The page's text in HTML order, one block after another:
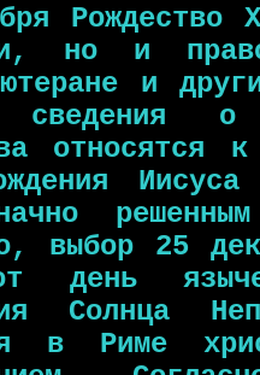
Рождество
но и
и
сведения о
относятся
выбор 25
день
Солнца
в Риме